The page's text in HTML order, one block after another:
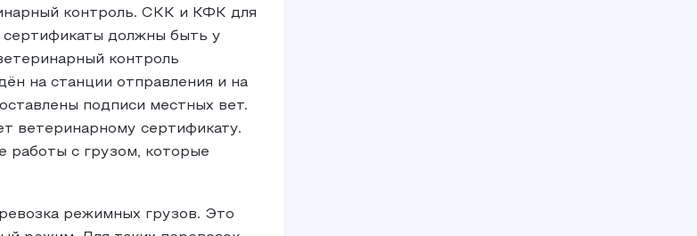
контроль. СКК и КФК для
сертификаты должны быть у
контроль
на станции отправления и на
подписи местных вет.
ветеринарному сертификату.
работы с грузом, которые
режимных грузов. Это